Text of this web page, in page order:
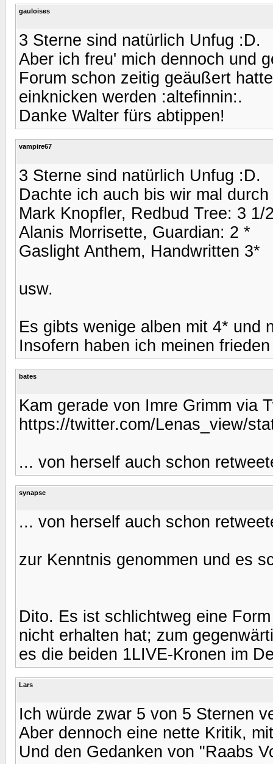
gauloises
3 Sterne sind natürlich Unfug :D.
Aber ich freu' mich dennoch und
Forum schon zeitig geäußert
einknicken werden :altefinnin:.
Danke Walter fürs abtippen!
vampire67
3 Sterne sind natürlich Unfug :D.
Dachte ich auch bis wir mal
Mark Knopfler, Redbud Tree: 3 1/
Alanis Morrisette, Guardian: 2 *
Gaslight Anthem, Handwritten 3*
usw.
Es gibts wenige alben mit 4* und
Insofern haben ich meinen
bates
Kam gerade von Imre Grimm via
https://twitter.com/Lenas_view/
... von herself auch schon
synapse
... von herself auch schon
zur Kenntnis genommen und es
Dito. Es ist schlichtweg eine
nicht erhalten hat; zum
es die beiden 1LIVE-Kronen im
Lars
Ich würde zwar 5 von 5 Sternen
Aber dennoch eine nette Kritik,
Und den Gedanken von "Raabs